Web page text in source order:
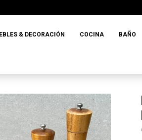
& DECORACIÓN COCINA BAÑO